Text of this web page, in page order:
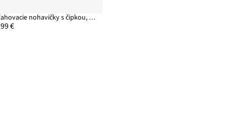
Sťahovacie nohavičky s čipkou, medium
€